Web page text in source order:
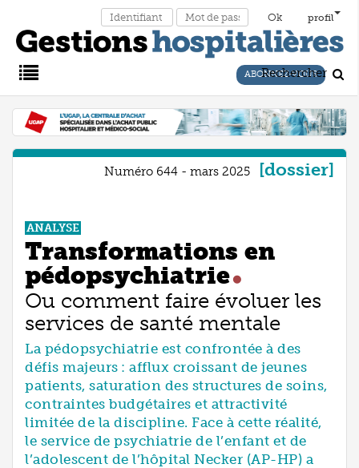
profil
Main
Menu
ABONNEZ-VOUS
Rechercher
Numéro 644 - mars 2025 dossier
ANALYSE
Transformations en
pédopsychiatrie
Ou comment faire évoluer les
services de santé mentale
La pédopsychiatrie est confrontée à des
défis majeurs : afflux croissant de jeunes
patients, saturation des structures de soins,
contraintes budgétaires et attractivité
limitée de la discipline. Face à cette réalité,
le service de psychiatrie de l’enfant et de
l’adolescent de l’hôpital Necker (AP-HP) a